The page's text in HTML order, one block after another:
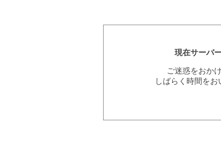
現在サーバ
ご迷惑をおか
しばらく時間を